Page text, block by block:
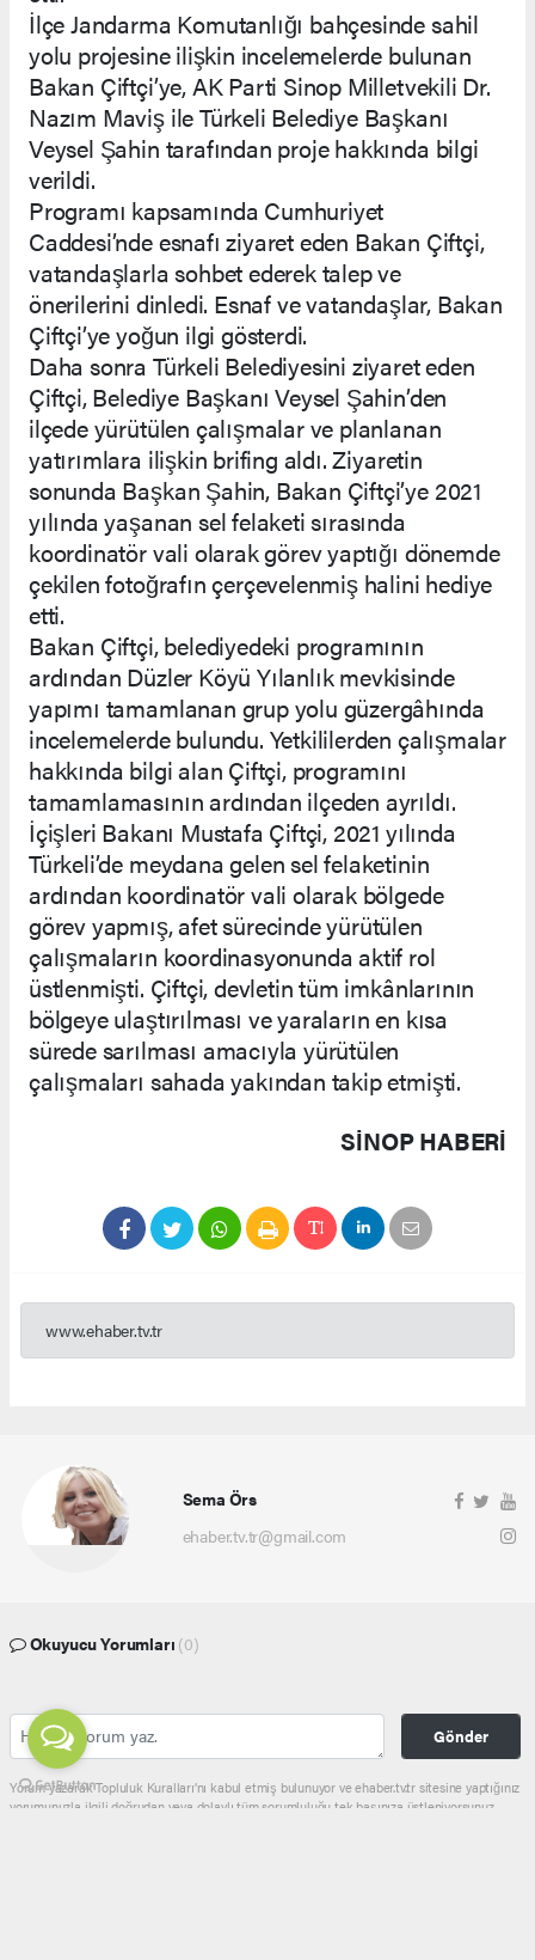
İlçe Jandarma Komutanlığı bahçesinde sahil
yolu projesine ilişkin incelemelerde bulunan
Bakan Çiftçi’ye, AK Parti Sinop Milletvekili Dr.
Nazım Maviş ile Türkeli Belediye Başkanı
Veysel Şahin tarafından proje hakkında bilgi
verildi.
Programı kapsamında Cumhuriyet
Caddesi’nde esnafı ziyaret eden Bakan Çiftçi,
vatandaşlarla sohbet ederek talep ve
önerilerini dinledi. Esnaf ve vatandaşlar, Bakan
Çiftçi’ye yoğun ilgi gösterdi.
Daha sonra Türkeli Belediyesini ziyaret eden
Çiftçi, Belediye Başkanı Veysel Şahin’den
ilçede yürütülen çalışmalar ve planlanan
yatırımlara ilişkin brifing aldı. Ziyaretin
sonunda Başkan Şahin, Bakan Çiftçi’ye 2021
yılında yaşanan sel felaketi sırasında
koordinatör vali olarak görev yaptığı dönemde
çekilen fotoğrafın çerçevelenmiş halini hediye
etti.
Bakan Çiftçi, belediyedeki programının
ardından Düzler Köyü Yılanlık mevkisinde
yapımı tamamlanan grup yolu güzergâhında
incelemelerde bulundu. Yetkililerden çalışmalar
hakkında bilgi alan Çiftçi, programını
tamamlamasının ardından ilçeden ayrıldı.
İçişleri Bakanı Mustafa Çiftçi, 2021 yılında
Türkeli’de meydana gelen sel felaketinin
ardından koordinatör vali olarak bölgede
görev yapmış, afet sürecinde yürütülen
çalışmaların koordinasyonunda aktif rol
üstlenmişti. Çiftçi, devletin tüm imkânlarının
bölgeye ulaştırılması ve yaraların en kısa
sürede sarılması amacıyla yürütülen
çalışmaları sahada yakından takip etmişti.
SINOP HABERİ
www.ehaber.tv.tr
Sema Örs
ehaber.tv.tr@gmail.com
Okuyucu Yorumları (0)
Gönder
Yorum yazarak Topluluk Kuralları’nı kabul etmiş bulunuyor ve ehaber.tv.tr sitesine yaptığınız
yorumunuzla ilgili doğrudan veya dolaylı tüm sorumluluğu tek başınıza üstleniyorsunuz.